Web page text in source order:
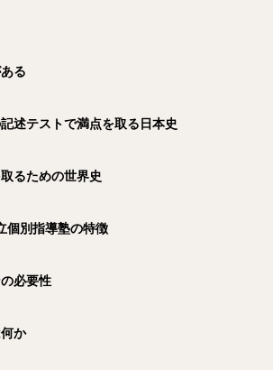
る
述テストで満点を取る日本史
るための世界史
個別指導塾の特徴
必要性
か